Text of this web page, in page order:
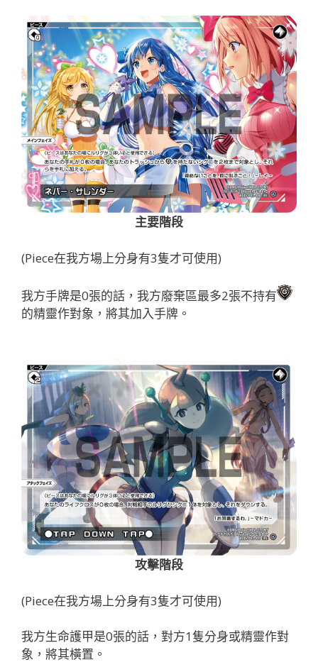
主要階段
(Piece在我方場上分身有3隻才可使用)
我方手牌是0張的話，我方廢棄區最多2張不持有
的精靈作對象，將其加入手牌。
攻擊階段
(Piece在我方場上分身有3隻才可使用)
我方生命護甲是0張的話，對方1隻分身或精靈作對
象，將其橫置。